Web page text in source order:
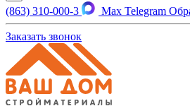
(863) 310-000-3 Max Telegram
Заказать звонок